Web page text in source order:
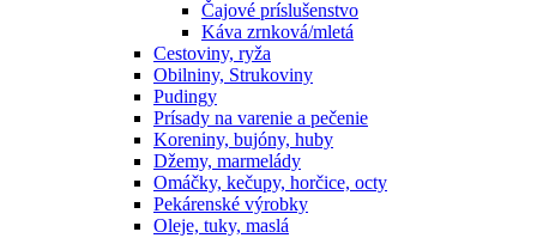
Čajové príslušenstvo
Káva zrnková/mletá
Cestoviny, ryža
Obilniny, Strukoviny
Pudingy
Prísady na varenie a pečenie
Koreniny, bujóny, huby
Džemy, marmelády
Omáčky, kečupy, horčice, octy
Pekárenské výrobky
Oleje, tuky, maslá